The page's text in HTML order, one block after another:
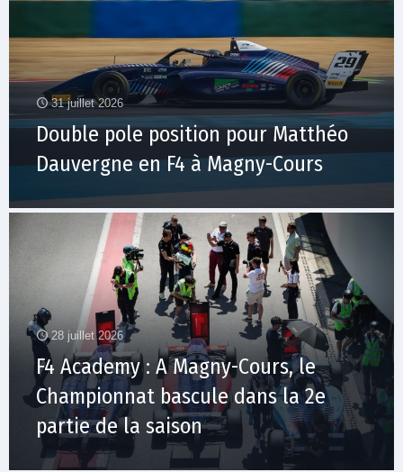
31 juillet 2026
Double pole position pour Matthéo
Dauvergne en F4 à Magny-Cours
28 juillet 2026
F4 Academy : A Magny-Cours, le
Championnat bascule dans la 2e
partie de la saison